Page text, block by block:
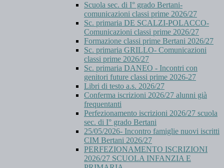
Scuola sec. di I° grado Bertani-
comunicazioni classi prime 2026/27
Sc. primaria DE SCALZI-POLACCO-
Comunicazioni classi prime 2026/27
Formazione classi prime Bertani 2026/27
Sc. primaria GRILLO- Comunicazioni
classi prime 2026/27
Sc. primaria DANEO - Incontri con
genitori future classi prime 2026-27
Libri di testo a.s. 2026/27
Conferma iscrizioni 2026/27 alunni già
frequentanti
Perfezionamento iscrizioni 2026/27 scuola
sec. di I° grado Bertani
25/05/2026- Incontro famiglie nuovi iscritti
CIM Bertani 2026/27
PERFEZIONAMENTO ISCRIZIONI
2026/27 SCUOLA INFANZIA E